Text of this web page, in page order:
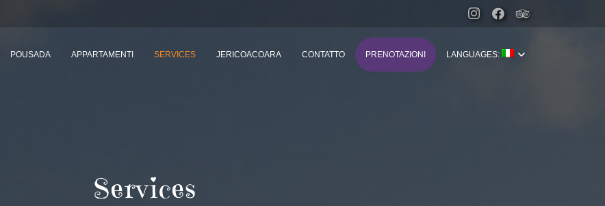
POUSADA APPARTAMENTI SERVICES JERICOACOARA CONTATTO PRENOTAZIONI LANGUAGES:
Services